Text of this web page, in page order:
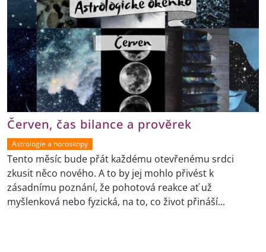
Červen, čas bilance a prověrek
Astrologie a horoskopy
Tento měsíc bude přát každému otevřenému srdci
zkusit něco nového. A to by jej mohlo přivést k
zásadnímu poznání, že pohotová reakce ať už
myšlenková nebo fyzická, na to, co život přináší...